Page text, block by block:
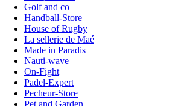
Golf and co
Handball-Store
House of Rugby
La sellerie de Maé
Made in Paradis
Nauti-wave
On-Fight
Padel-Expert
Pecheur-Store